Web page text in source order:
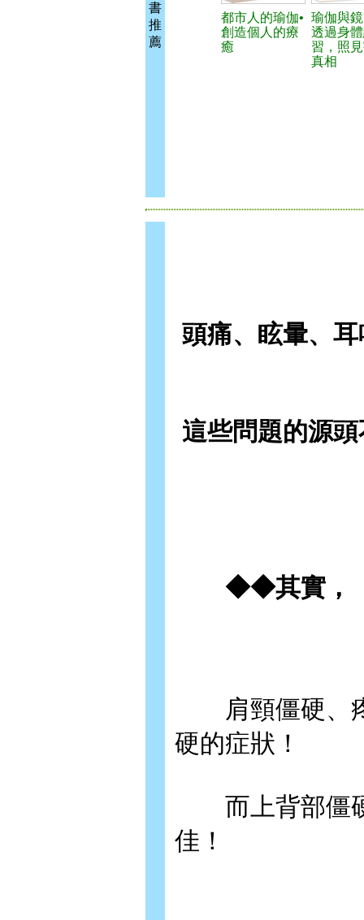
書
推
薦
都市人的瑜伽•
創造個人的療
癒
瑜伽與
透過身
習，照
真相
頭痛、眩暈、
這些問題的源
◆◆其實，「
肩頸僵硬、疼
硬的症狀！
而上背部僵硬
佳！